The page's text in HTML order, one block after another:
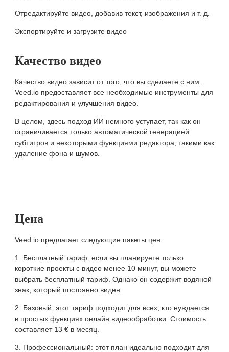
Отредактируйте видео, добавив текст, изображения и т. д.
Экспортируйте и загрузите видео
Качество видео
Качество видео зависит от того, что вы сделаете с ним.
Veed.io предоставляет все необходимые инструменты для
редактирования и улучшения видео.
В целом, здесь подход ИИ немного уступает, так как он
ограничивается только автоматической генерацией
субтитров и некоторыми функциями редактора, такими как
удаление фона и шумов.
Цена
Veed.io предлагает следующие пакеты цен:
Бесплатный тариф: если вы планируете только
короткие проекты с видео менее 10 минут, вы можете
выбрать бесплатный тариф. Однако он содержит водяной
знак, который постоянно виден.
Базовый: этот тариф подходит для всех, кто нуждается
в простых функциях онлайн видеообработки. Стоимость
составляет 13 € в месяц.
Профессиональный: этот план идеально подходит для